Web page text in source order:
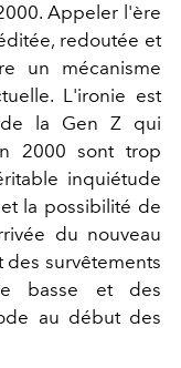
Appeler l'ère
redoutée et
un mécanisme
L'ironie est
de la Gen Z qui
2000 sont trop
inquiétude
la possibilité de
du nouveau
des survêtements
basse et des
au début des